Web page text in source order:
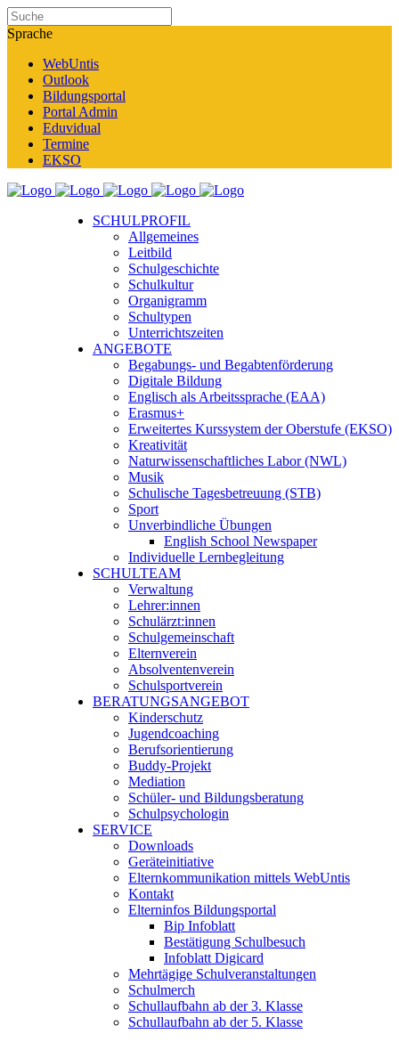
Sprache
WebUntis
Outlook
Bildungsportal
Portal Admin
Eduvidual
Termine
EKSO
SCHULPROFIL
Allgemeines
Leitbild
Schulgeschichte
Schulkultur
Organigramm
Schultypen
Unterrichtszeiten
ANGEBOTE
Begabungs- und Begabtenförderung
Digitale Bildung
Englisch als Arbeitssprache (EAA)
Erasmus+
Erweitertes Kurssystem der Oberstufe (EKSO)
Kreativität
Naturwissenschaftliches Labor (NWL)
Musik
Schulische Tagesbetreuung (STB)
Sport
Unverbindliche Übungen
English School Newspaper
Individuelle Lernbegleitung
SCHULTEAM
Verwaltung
Lehrer:innen
Schulärzt:innen
Schulgemeinschaft
Elternverein
Absolventenverein
Schulsportverein
BERATUNGSANGEBOT
Kinderschutz
Jugendcoaching
Berufsorientierung
Buddy-Projekt
Mediation
Schüler- und Bildungsberatung
Schulpsychologin
SERVICE
Downloads
Geräteinitiative
Elternkommunikation mittels WebUntis
Kontakt
Elterninfos Bildungsportal
Bip Infoblatt
Bestätigung Schulbesuch
Infoblatt Digicard
Mehrtägige Schulveranstaltungen
Schulmerch
Schullaufbahn ab der 3. Klasse
Schullaufbahn ab der 5. Klasse